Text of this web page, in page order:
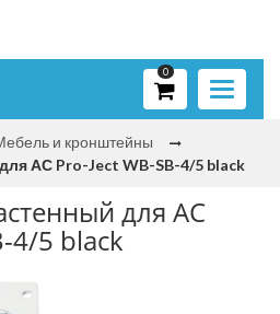
Toggle
0
и кронштейны
АС Pro-Ject WB-SB-4/5 black
для АС
4/5 black